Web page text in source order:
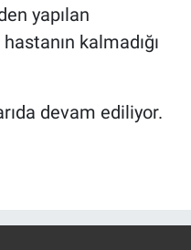
yapılan
kalmadığı
devam ediliyor.